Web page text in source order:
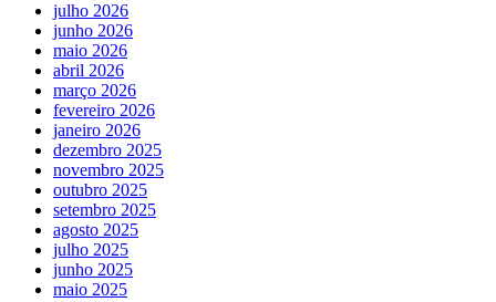
julho 2026
junho 2026
maio 2026
abril 2026
março 2026
fevereiro 2026
janeiro 2026
dezembro 2025
novembro 2025
outubro 2025
setembro 2025
agosto 2025
julho 2025
junho 2025
maio 2025